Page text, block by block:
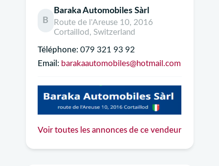
B
Baraka Automobiles Sàrl
Route de l'Areuse 10, 2016
Cortaillod, Switzerland
Téléphone:079 321 93 92
Email: barakaautomobiles@hotmail.com
Voir toutes les annonces de ce vendeur